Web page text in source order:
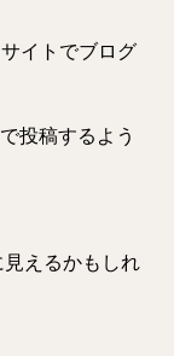
イトでブログ
投稿するよう
えるかもしれ